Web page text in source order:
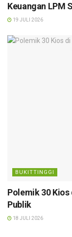
Keuangan LPM
19 JULI 2026
BUKITTINGGI
Polemik 30
Publik
18 JULI 2026